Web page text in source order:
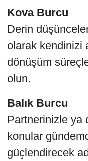
Kova Burcu
Derin
olarak kendinizi
dönüşüm
olun.
Balık Burcu
Partnerinizle ya
konular
güçlendirecek